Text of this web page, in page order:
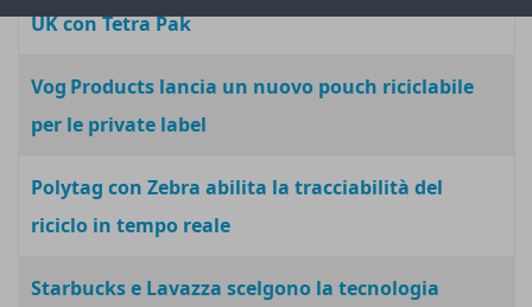
UK con Tetra Pak
Vog Products lancia un nuovo pouch riciclabile
per le private label
Polytag con Zebra abilita la tracciabilità del
riciclo in tempo reale
Starbucks e Lavazza scelgono la tecnologia